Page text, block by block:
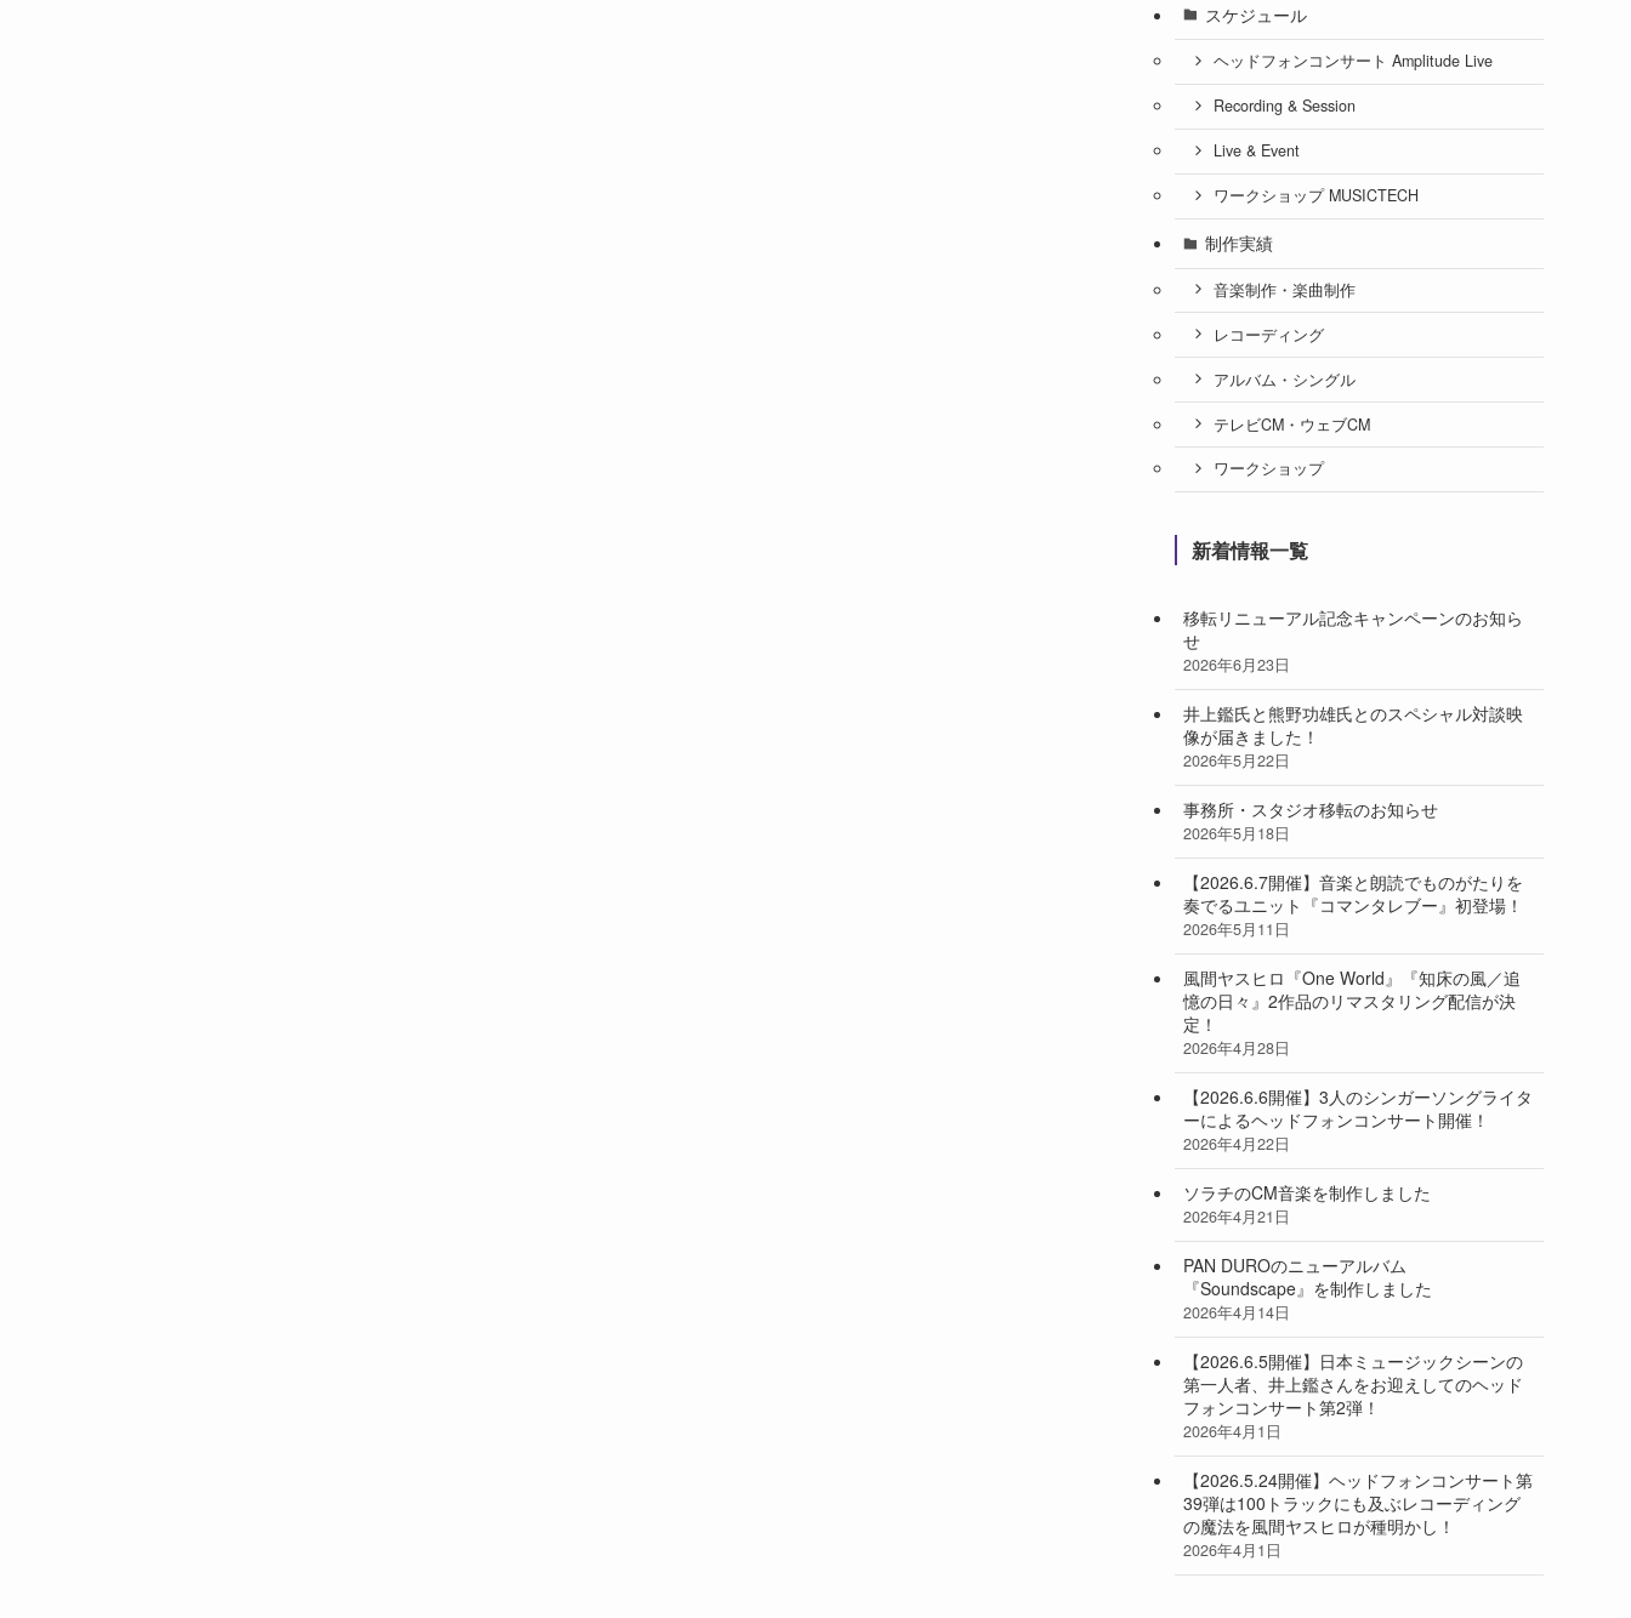
スケジュール
ヘッドフォンコンサート Amplitude Live
Recording & Session
Live & Event
ワークショップ MUSICTECH
制作実績
音楽制作・楽曲制作
レコーディング
アルバム・シングル
テレビCM・ウェブCM
ワークショップ
新着情報一覧
移転リニューアル記念キャンペーンのお知ら
せ
2026年6月23日
井上鑑氏と熊野功雄氏とのスペシャル対談映
像が届きました！
2026年5月22日
事務所・スタジオ移転のお知らせ
2026年5月18日
【2026.6.7開催】音楽と朗読でものがたりを
奏でるユニット『コマンタレブー』初登場！
2026年5月11日
風間ヤスヒロ『One World』『知床の風／追
憶の日々』2作品のリマスタリング配信が決
定！
2026年4月28日
【2026.6.6開催】3人のシンガーソングライタ
ーによるヘッドフォンコンサート開催！
2026年4月22日
ソラチのCM音楽を制作しました
2026年4月21日
PAN DUROのニューアルバム
『Soundscape』を制作しました
2026年4月14日
【2026.6.5開催】日本ミュージックシーンの
第一人者、井上鑑さんをお迎えしてのヘッド
フォンコンサート第2弾！
2026年4月1日
【2026.5.24開催】ヘッドフォンコンサート第
39弾は100トラックにも及ぶレコーディング
の魔法を風間ヤスヒロが種明かし！
2026年4月1日